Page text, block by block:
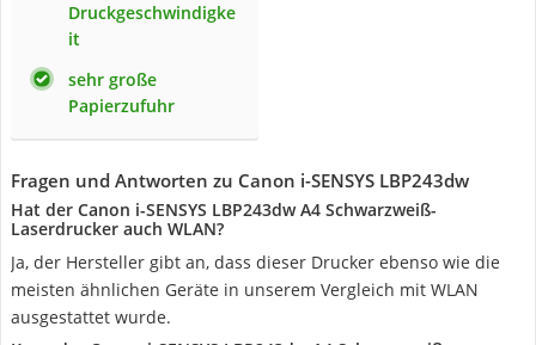
Druckgeschwindigke
it
sehr große
Papierzufuhr
Fragen und Antworten zu Canon i-SENSYS LBP243dw
Hat der Canon i-SENSYS LBP243dw A4 Schwarzweiß-
Laserdrucker auch WLAN?
Ja, der Hersteller gibt an, dass dieser Drucker ebenso wie die
meisten ähnlichen Geräte in unserem Vergleich mit WLAN
ausgestattet wurde.